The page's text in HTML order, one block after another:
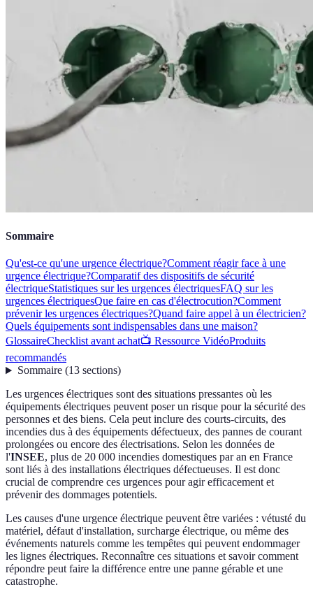
Sommaire
Qu'est-ce qu'une urgence électrique?Comment réagir face à une
urgence électrique?Comparatif des dispositifs de sécurité
électriqueStatistiques sur les urgences électriquesFAQ sur les
urgences électriquesQue faire en cas d'électrocution?Comment
prévenir les urgences électriques?Quand faire appel à un électricien?
Quels équipements sont indispensables dans une maison?
GlossaireChecklist avant achat📺 Ressource VidéoProduits
recommandés
Sommaire(13 sections)
Les urgences électriques sont des situations pressantes où les
équipements électriques peuvent poser un risque pour la sécurité des
personnes et des biens. Cela peut inclure des courts-circuits, des
incendies dus à des équipements défectueux, des pannes de courant
prolongées ou encore des électrisations. Selon les données de
l'INSEE, plus de 20 000 incendies domestiques par an en France
sont liés à des installations électriques défectueuses. Il est donc
crucial de comprendre ces urgences pour agir efficacement et
prévenir des dommages potentiels.
Les causes d'une urgence électrique peuvent être variées : vétusté du
matériel, défaut d'installation, surcharge électrique, ou même des
événements naturels comme les tempêtes qui peuvent endommager
les lignes électriques. Reconnaître ces situations et savoir comment
répondre peut faire la différence entre une panne gérable et une
catastrophe.